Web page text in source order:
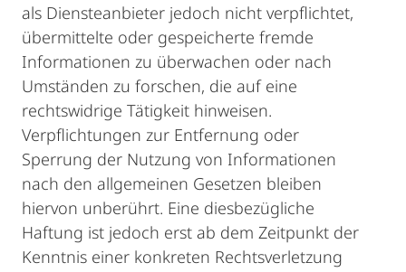
als Diensteanbieter jedoch nicht verpflichtet,
übermittelte oder gespeicherte fremde
Informationen zu überwachen oder nach
Umständen zu forschen, die auf eine
rechtswidrige Tätigkeit hinweisen.
Verpflichtungen zur Entfernung oder
Sperrung der Nutzung von Informationen
nach den allgemeinen Gesetzen bleiben
hiervon unberührt. Eine diesbezügliche
Haftung ist jedoch erst ab dem Zeitpunkt der
Kenntnis einer konkreten Rechtsverletzung